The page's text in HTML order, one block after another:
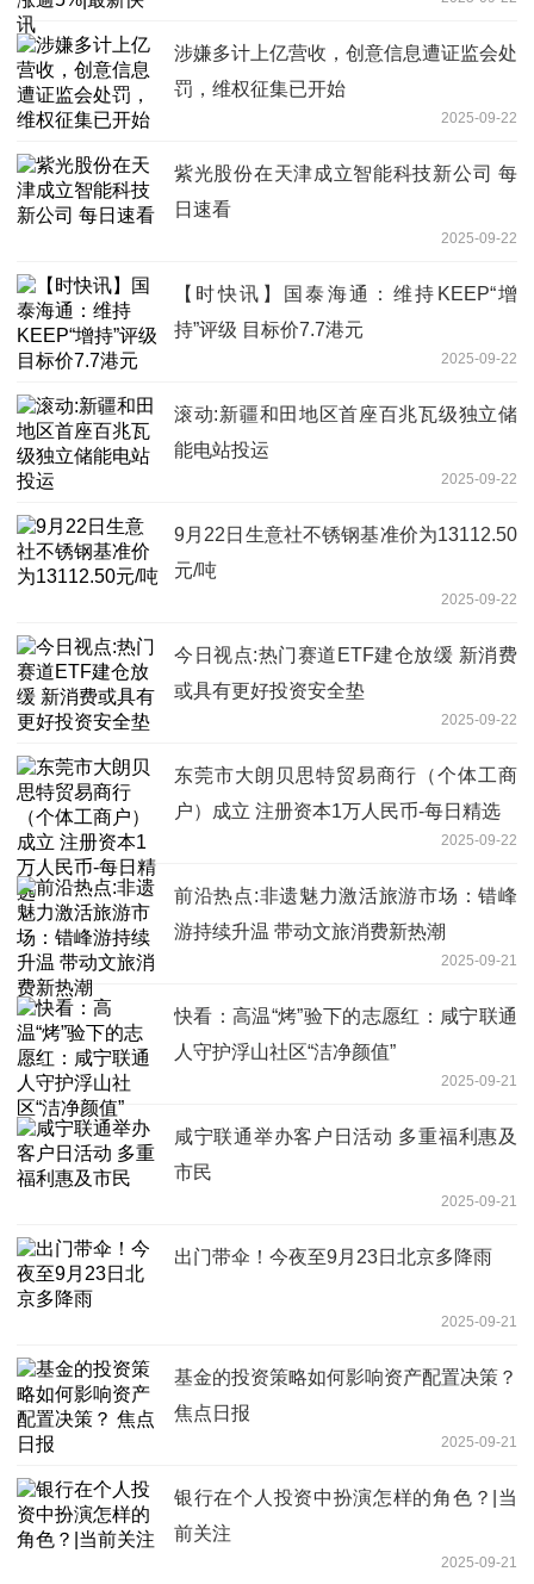
涉嫌多计上亿营收，创意信息遭证监会处
罚，维权征集已开始
2025-09-22
紫光股份在天津成立智能科技新公司 每
日速看
2025-09-22
【时快讯】国泰海通：维持KEEP“增
持”评级 目标价7.7港元
2025-09-22
滚动:新疆和田地区首座百兆瓦级独立储
能电站投运
2025-09-22
9月22日生意社不锈钢基准价为13112.50
元/吨
2025-09-22
今日视点:热门赛道ETF建仓放缓 新消费
或具有更好投资安全垫
2025-09-22
东莞市大朗贝思特贸易商行（个体工商
户）成立 注册资本1万人民币-每日精选
2025-09-22
前沿热点:非遗魅力激活旅游市场：错峰
游持续升温 带动文旅消费新热潮
2025-09-21
快看：高温“烤”验下的志愿红：咸宁联通
人守护浮山社区“洁净颜值”
2025-09-21
咸宁联通举办客户日活动 多重福利惠及
市民
2025-09-21
出门带伞！今夜至9月23日北京多降雨
2025-09-21
基金的投资策略如何影响资产配置决策？
焦点日报
2025-09-21
银行在个人投资中扮演怎样的角色？|当
前关注
2025-09-21